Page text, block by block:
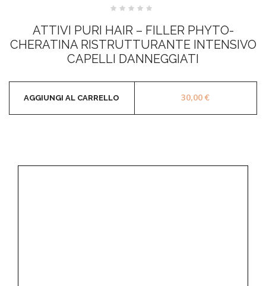
su
5
ATTIVI PURI HAIR – FILLER PHYTO-
CHERATINA RISTRUTTURANTE INTENSIVO
CAPELLI DANNEGGIATI
30,00€
AGGIUNGI AL CARRELLO